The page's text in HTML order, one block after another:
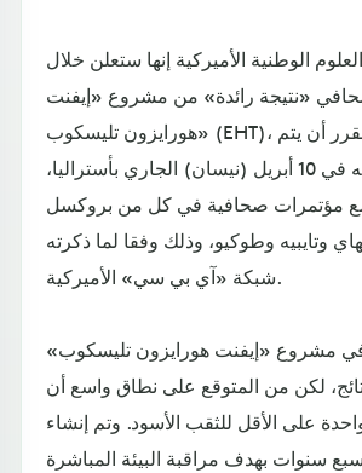
الوطنية الأميركية إنها ستعلن خلال
«نتيجة رائدة» من مشروع «إيفنت
هورايزون تليسكوب» (EHT)، والذي من المقرر أن يتم
الإعلان عنه في 10 أبريل (نيسان) الجاري بأستراليا،
مع مؤتمرات صحافية في كل من بروكسل
وتايبيه وطوكيو، وذلك وفقا لما ذكرته
شبكة «آي بي سي» الأميركية.
في مشروع «إيفنت هورايزون تليسكوب»
لكن من المتوقع على نطاق واسع أن
على الأقل للثقب الأسود. وتم إنشاء
سنوات بهدف مراقبة البيئة المباشرة